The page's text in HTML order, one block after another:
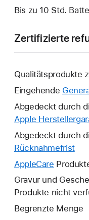
Bis zu 10 Std.
Zertifizierte
Qualitätsprodukte
Eingehende
Abgedeckt durch
Apple
Abgedeckt durch
RücknahmefristEin
AppleCare Ein
neues
Fenster
geöffnet.
Gravur und
Produkte nicht
Begrenzte Menge